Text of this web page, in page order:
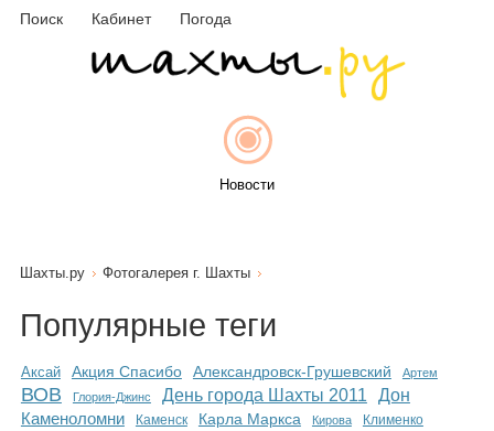
Поиск Кабинет Погода
Новости
Объявления
Шахты.ру Фотогалерея г. Шахты
Популярные теги
Аксай Акция Спасибо Александровск-Грушевский Артем
ВОВ Глория-Джинс День города Шахты 2011
Дон
Каменоломни
Каменск Карла Маркса Кирова Клименко